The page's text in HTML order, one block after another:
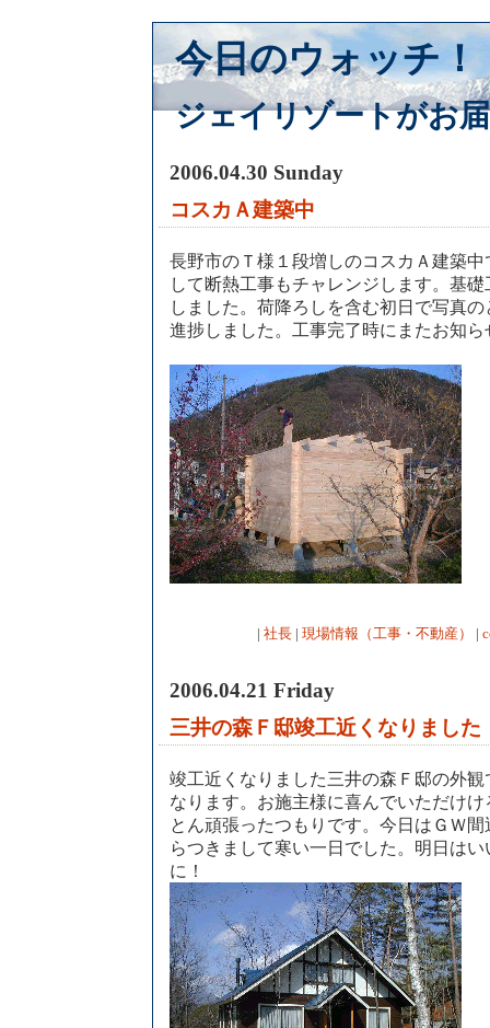
今日のウォッチ！
ジェイリゾートがお
2006.04.30 Sunday
コスカＡ建築中
長野市のＴ様１段増しのコスカＡ建築
して断熱工事もチャレンジします。基
しました。荷降ろしを含む初日で写真
進捗しました。工事完了時にまたお知
| 社長 | 現場情報（工事・不動産） |
2006.04.21 Friday
三井の森Ｆ邸竣工近くなりました
竣工近くなりました三井の森Ｆ邸の外
なります。お施主様に喜んでいただけ
とん頑張ったつもりです。今日はＧＷ
らつきまして寒い一日でした。明日は
に！